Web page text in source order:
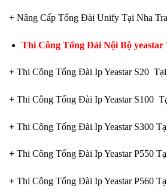
+ Nâng Cấp Tổng Đài Unify Tại Nha
Thi Công Tổng Đài Nội Bộ yeastar
+ Thi Công Tổng Đài Ip Yeastar S20
+ Thi Công Tổng Đài Ip Yeastar S100
+ Thi Công Tổng Đài Ip Yeastar S300
+ Thi Công Tổng Đài Ip Yeastar P550
+ Thi Công Tổng Đài Ip Yeastar P560